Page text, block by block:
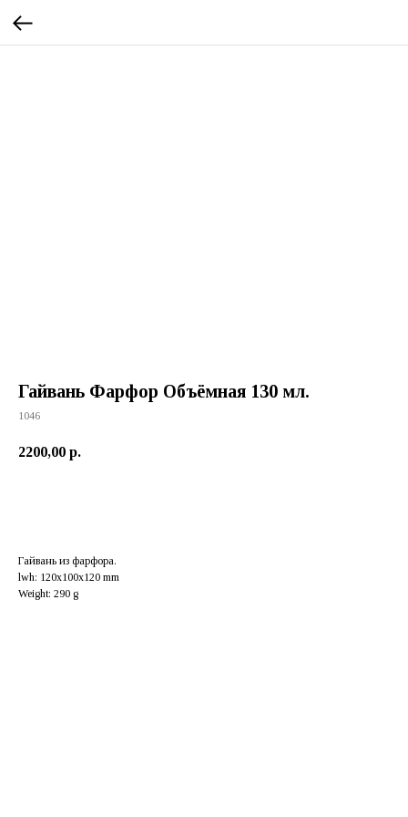
Гайвань Фарфор Объёмная 130 мл.
1046
2200,00 р.
Гайвань из фарфора.
lwh: 120x100x120 mm
Weight: 290 g